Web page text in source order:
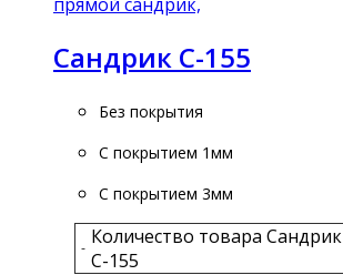
Сандрик С-155
Без покрытия
С покрытием 1мм
С покрытием 3мм
- Количество товара Сандрик
С-155